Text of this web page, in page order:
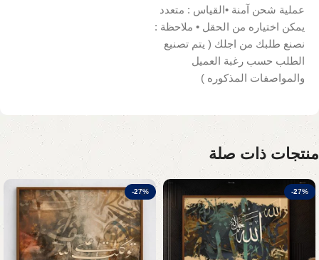
عملية شحن آمنة •القياس : متعدد
يمكن اختياره من الحقل • ملاحظة :
نصنع طلبك من اجلك ( يتم تصنيع
الطلب حسب رغبة العميل
والمواصفات المذكوره )
منتجات ذات صلة
-27%
-27%